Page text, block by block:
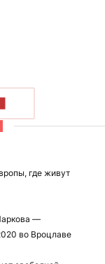
где живут
—
во Вроцлаве